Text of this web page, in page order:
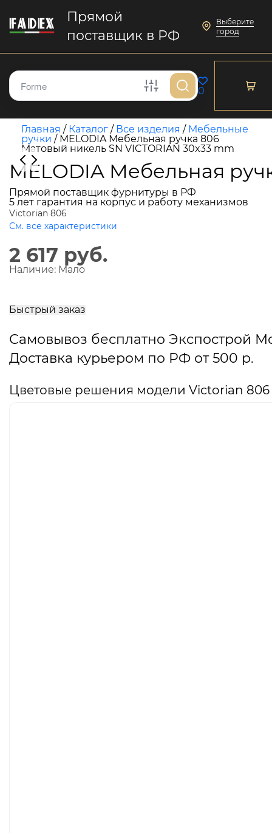
Прямой
поставщик в РФ
Выберите
город
0
Главная / Каталог / Все изделия / Мебельные
ручки / MELODIA Мебельная ручка 806
Матовый никель SN VICTORIAN 30x33 mm
MELODIA Мебельная
Прямой поставщик фурнитуры в РФ
5 лет гарантия на корпус и работу механизмов
Victorian 806
См. все характеристики
2 617 руб.
Наличие: Мало
Быстрый заказ
Самовывоз бесплатно Экспострой
Доставка курьером по РФ от 500 р.
Цветовые решения модели Victorian 806